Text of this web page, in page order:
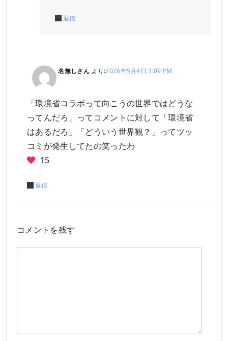
返信
名無しさん より:2026年5月4日 3:09 PM
「環境省コラボって向こうの世界ではどうな
ってんだろ」ってコメントに対して「環境省
はあるだろ」「どういう世界観？」ってツッ
コミが発生してたの笑ったわ
15
返信
コメントを残す